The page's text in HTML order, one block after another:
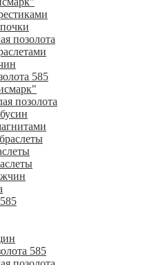
позолота
585
позолота
585